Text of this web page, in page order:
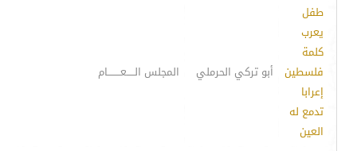
طفل
يعرب
كلمة
فلسطين
إعرابا
تدمع له
العين
أبو تركي الحرملي المجلس الـــــعــــــــام